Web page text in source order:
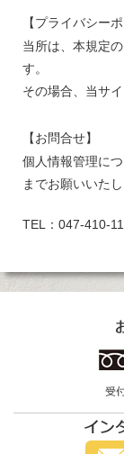
【プライバシー
当所は、本規定
す。
その場合、当サ
【お問合せ】
個人情報管理に
までお願いいたし
TEL：047-410-